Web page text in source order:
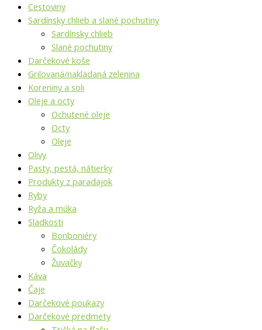
Cestoviny
Sardínsky chlieb a slané pochutiny
Sardínsky chlieb
Slané pochutiny
Darčekové koše
Grilovaná/nakladaná zelenina
Koreniny a soli
Oleje a octy
Ochutené oleje
Octy
Oleje
Olivy
Pasty, pestá, nátierky
Produkty z paradajok
Ryby
Ryža a múka
Sladkosti
Bonboniéry
Čokolády
Žuvačky
Káva
Čaje
Darčekové poukazy
Darčekové predmety